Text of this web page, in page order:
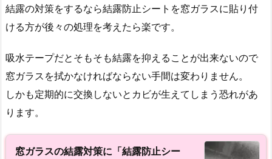
結露の対策をするなら結露防止シートを窓ガラスに貼り付
ける方が後々の処理を考えたら楽です。
吸水テープだとそもそも結露を抑えることが出来ないので
窓ガラスを拭かなければならない手間は変わりません。
しかも定期的に交換しないとカビが生えてしまう恐れがあ
ります。
窓ガラスの結露対策に「結露防止シー